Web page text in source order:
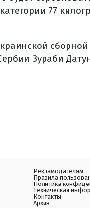
77
Зураби
Рекламодателям
Правила
Политика
Техническая
Контакты
Архив